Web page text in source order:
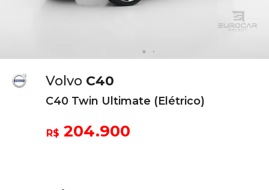
Volvo C40
C40 Twin Ultimate (Elétrico)
R$ 204.900